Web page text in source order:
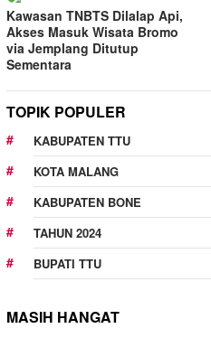
Kawasan TNBTS Dilalap Api,
Akses Masuk Wisata Bromo
via Jemplang Ditutup
Sementara
TOPIK POPULER
KABUPATEN TTU
KOTA MALANG
KABUPATEN BONE
TAHUN 2024
BUPATI TTU
MASIH HANGAT